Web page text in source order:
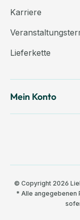
Karriere
Lieferkette
Mein Konto
© Copyright 2026
* Alle angegebenen